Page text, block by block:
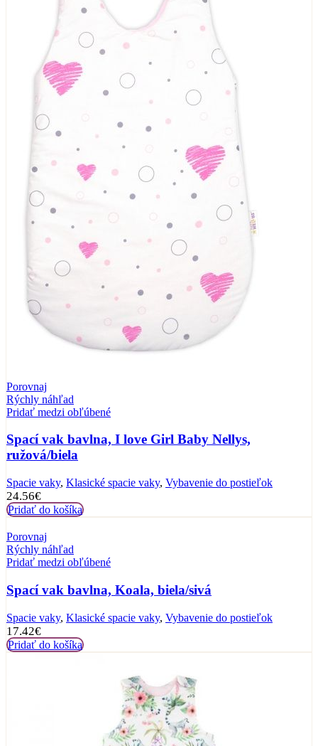
Porovnaj
Rýchly náhľad
Pridať medzi obľúbené
Spací vak bavlna, I love Girl Baby Nellys,
ružová/biela
Spacie vaky, Klasické spacie vaky, Vybavenie do postieľok
24.56€
Pridať do košíka
Porovnaj
Rýchly náhľad
Pridať medzi obľúbené
Spací vak bavlna, Koala, biela/sivá
Spacie vaky, Klasické spacie vaky, Vybavenie do postieľok
17.42€
Pridať do košíka